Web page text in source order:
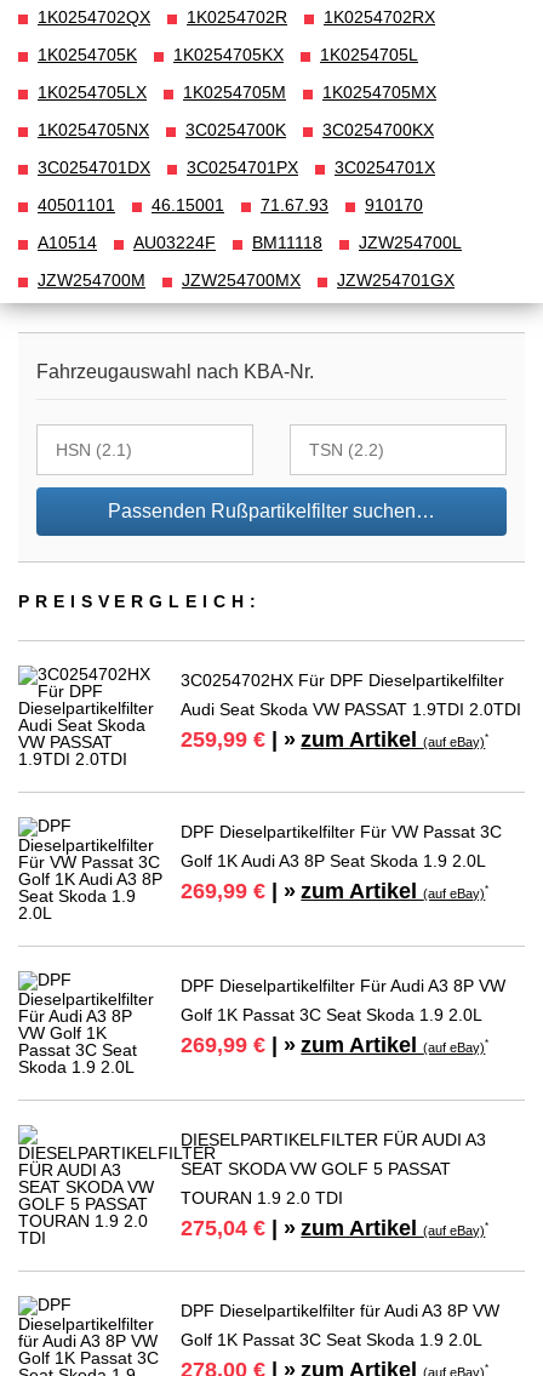
1K0254702QX
1K0254702R
1K0254702RX
1K0254705K
1K0254705KX
1K0254705L
1K0254705LX
1K0254705M
1K0254705MX
1K0254705NX
3C0254700K
3C0254700KX
3C0254701DX
3C0254701PX
3C0254701X
40501101
46.15001 71.67.93
910170
A10514
AU03224F BM11118
JZW254700L
JZW254700M
JZW254700MX JZW254701GX
Fahrzeugauswahl nach KBA-Nr.
Passenden Rußpartikelfilter suchen…
PREIS­VER­GLEICH:
3C0254702HX Für DPF Dieselpartikelfilter
Audi Seat Skoda VW PASSAT 1.9TDI 2.0TDI
259,99 € | » zum Artikel(auf eBay)*
DPF Dieselpartikelfilter Für VW Passat 3C
Golf 1K Audi A3 8P Seat Skoda 1.9 2.0L
269,99 € | » zum Artikel(auf eBay)*
DPF Dieselpartikelfilter Für Audi A3 8P VW
Golf 1K Passat 3C Seat Skoda 1.9 2.0L
269,99 € | » zum Artikel(auf eBay)*
DIESELPARTIKELFILTER FÜR AUDI A3
SEAT SKODA VW GOLF 5 PASSAT
TOURAN 1.9 2.0 TDI
275,04 € | » zum Artikel(auf eBay)*
DPF Dieselpartikelfilter für Audi A3 8P VW
Golf 1K Passat 3C Seat Skoda 1.9 2.0L
278,00 € | » zum Artikel(auf eBay)*